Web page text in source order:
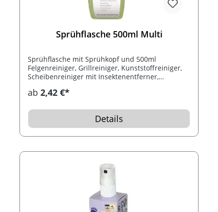
Sprühflasche 500ml Multi
Sprühflasche mit Sprühkopf und 500ml
Felgenreiniger, Grillreiniger, Kunststoffreiniger,
Scheibenreiniger mit Insektenentferner,
ab 2,42 €*
Details